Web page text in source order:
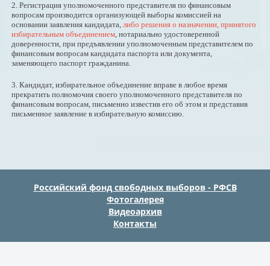
2. Регистрация уполномоченного представителя по финансовым
вопросам производится организующей выборы комиссией на
основании заявления кандидата, либо решения о назначении, принятого
избирательным объединением, нотариально удостоверенной
доверенности, при предъявлении уполномоченным представителем по
финансовым вопросам кандидата паспорта или документа,
заменяющего паспорт гражданина.
3. Кандидат, избирательное объединение вправе в любое время
прекратить полномочия своего уполномоченного представителя по
финансовым вопросам, письменно известив его об этом и представив
письменное заявление в избирательную комиссию.
Российский фонд свободных выборов - РФСВ
Фотогалерея
Видеоархив
Контакты